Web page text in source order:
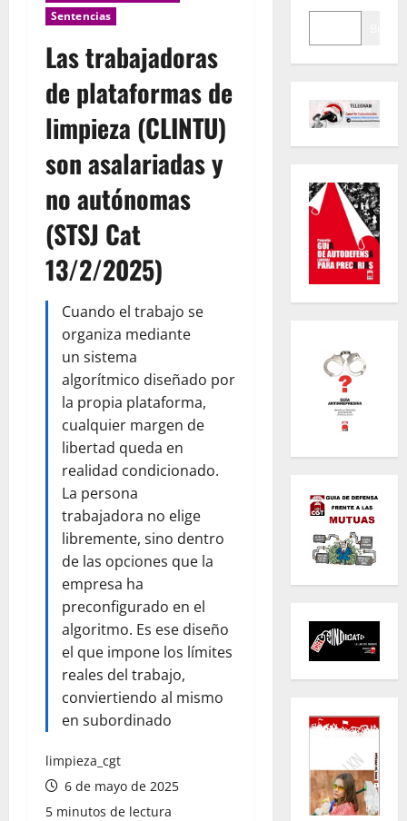
Sentencias
Las trabajadoras
de plataformas de
limpieza (CLINTU)
son asalariadas y
no autónomas
(STSJ Cat
13/2/2025)
Cuando el trabajo se
organiza mediante
un sistema
algorítmico diseñado por
la propia plataforma,
cualquier margen de
libertad queda en
realidad condicionado.
La persona
trabajadora no elige
libremente, sino dentro
de las opciones que la
empresa ha
preconfigurado en el
algoritmo. Es ese diseño
el que impone los límites
reales del trabajo,
conviertiendo al mismo
en subordinado
limpieza_cgt
6 de mayo de 2025
5 minutos de lectura